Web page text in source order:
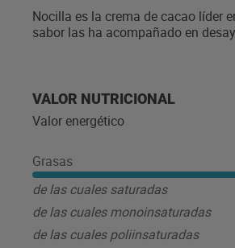
Nocilla es la crema de cacao líder
sabor las ha acompañado en
vajillas de todo el país. Toda la
inconfundible. Además, hoy
Cookies) o en helados.
VALOR NUTRICIONAL
Valor energético
Grasas
de las cuales saturadas
de las cuales monoinsaturadas
de las cuales poliinsaturadas